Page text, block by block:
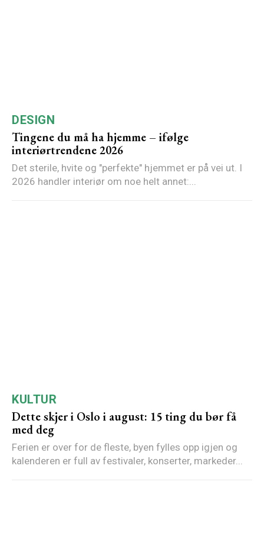
DESIGN
Tingene du må ha hjemme – ifølge
interiørtrendene 2026
Det sterile, hvite og "perfekte" hjemmet er på vei ut. I
2026 handler interiør om noe helt annet:...
KULTUR
Dette skjer i Oslo i august: 15 ting du bør få
med deg
Ferien er over for de fleste, byen fylles opp igjen og
kalenderen er full av festivaler, konserter, markeder...